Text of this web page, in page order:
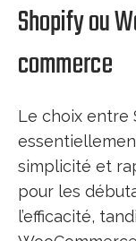
Shopify ou
commerce
Le choix entre
simplicité et
pour les
l’efficacité,